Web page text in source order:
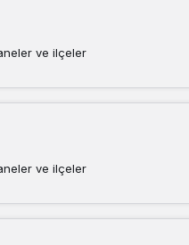
ve ilçeler
ve ilçeler